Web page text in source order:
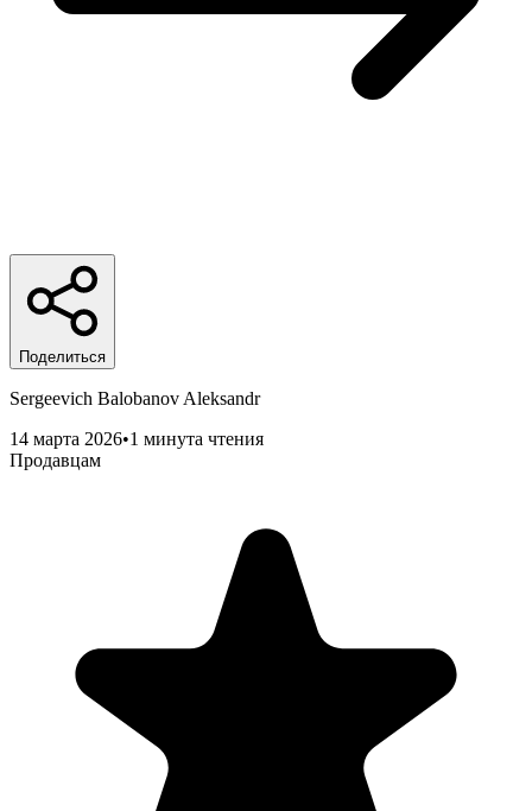
Поделиться
Sergeevich Balobanov Aleksandr
14 марта 2026•1 минута чтения
Продавцам